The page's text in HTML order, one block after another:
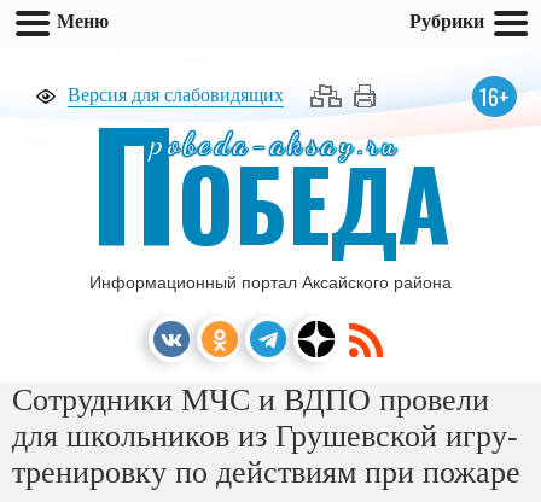
Версия для слабовидящих 16+
pobeda-aksay.ru
ПОБЕДА
Информационный портал Аксайского района
Сотрудники МЧС и ВДПО провели
для школьников из Грушевской игру-
тренировку по действиям при пожаре
Меню Рубрики